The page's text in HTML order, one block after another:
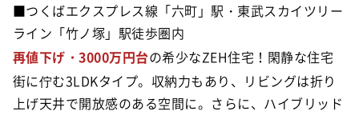
■つくばエクスプレス線「六町」駅・東武スカイツリー
ライン「竹ノ塚」駅徒歩圏内
再値下げ・3000万円台の希少なZEH住宅！閑静な住宅
街に佇む3LDKタイプ。収納力もあり、リビングは折り
上げ天井で開放感のある空間に。さらに、ハイブリッド